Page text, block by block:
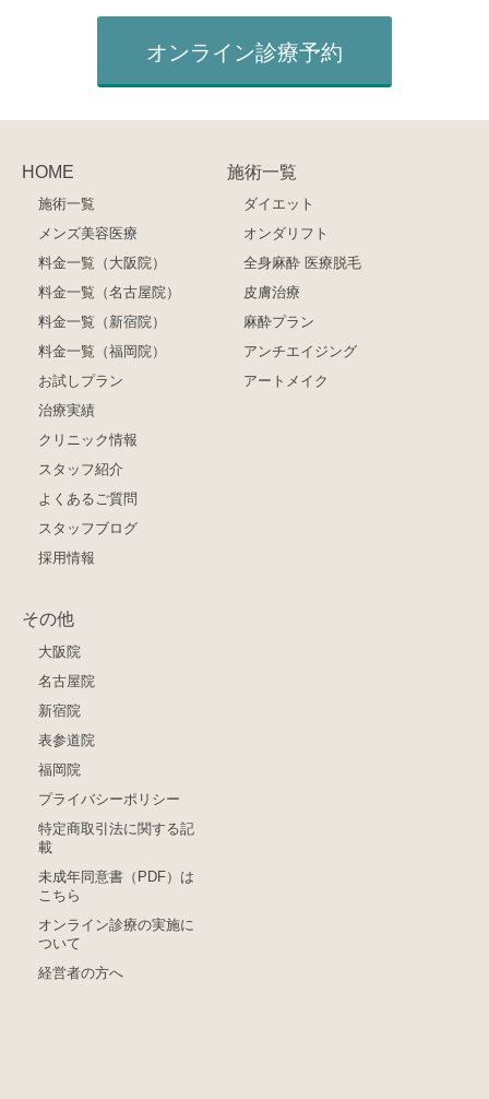
オンライン診療予約
HOME
施術一覧
メンズ美容医療
料金一覧（大阪院）
料金一覧（名古屋院）
料金一覧（新宿院）
料金一覧（福岡院）
お試しプラン
治療実績
クリニック情報
スタッフ紹介
よくあるご質問
スタッフブログ
採用情報
施術一覧
ダイエット
オンダリフト
全身麻酔 医療脱毛
皮膚治療
麻酔プラン
アンチエイジング
アートメイク
その他
大阪院
名古屋院
新宿院
表参道院
福岡院
プライバシーポリシー
特定商取引法に関する記
載
未成年同意書（PDF）は
こちら
オンライン診療の実施に
ついて
経営者の方へ